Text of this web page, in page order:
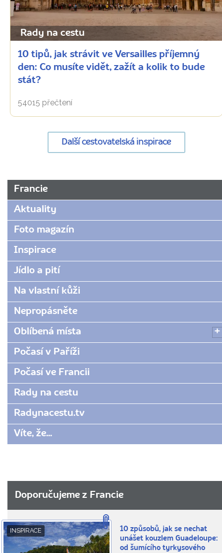
Rady na cestu
10 tipů, jak strávit ve Versailles příjemný
den: Co musíte vidět, zažít a kolik to bude
stát?
54015 přečtení
Další cestovatelská inspirace
URL
www.radynacestu.cz/magazin/nejkrasnejsi-
eiffelovy-
veze-
odkud-
dominantu-
parize-
vyfotit-
jako-
profik/
Francie
Aktuality
Foto magazín
Inspirace
Jídlo a pití
Na vlastní kůži
Nepropásněte
Oblíbená místa
Počasí v Paříži
Počasí ve Francii
Rady na cestu
Radynacestu.tv
Víte, že...
Doporučujeme z Francie
INSPIRACE
10 způsobů, jak se nechat
unášet kouzlem Guadeloupe:
od šumícího tyrkysového